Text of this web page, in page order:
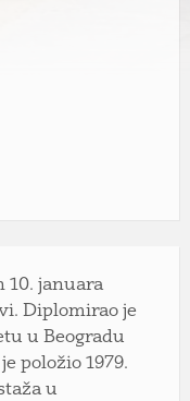
10. januara
Diplomirao je
u Beogradu
položio 1979.
u